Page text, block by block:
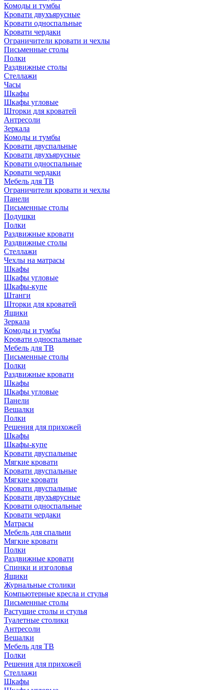
Комоды и тумбы
Кровати двухъярусные
Кровати односпальные
Кровати чердаки
Ограничители кровати и чехлы
Письменные столы
Полки
Раздвижные столы
Стеллажи
Часы
Шкафы
Шкафы угловые
Шторки для кроватей
Антресоли
Зеркала
Комоды и тумбы
Кровати двуспальные
Кровати двухъярусные
Кровати односпальные
Кровати чердаки
Мебель для ТВ
Ограничители кровати и чехлы
Панели
Письменные столы
Подушки
Полки
Раздвижные кровати
Раздвижные столы
Стеллажи
Чехлы на матрасы
Шкафы
Шкафы угловые
Шкафы-купе
Штанги
Шторки для кроватей
Ящики
Зеркала
Комоды и тумбы
Кровати односпальные
Мебель для ТВ
Письменные столы
Полки
Раздвижные кровати
Шкафы
Шкафы угловые
Панели
Вешалки
Полки
Решения для прихожей
Шкафы
Шкафы-купе
Кровати двуспальные
Мягкие кровати
Кровати двуспальные
Мягкие кровати
Кровати двуспальные
Кровати двухъярусные
Кровати односпальные
Кровати чердаки
Матрасы
Мебель для спальни
Мягкие кровати
Полки
Раздвижные кровати
Спинки и изголовья
Ящики
Журнальные столики
Компьютерные кресла и стулья
Письменные столы
Растущие столы и стулья
Туалетные столики
Антресоли
Вешалки
Мебель для ТВ
Полки
Решения для прихожей
Стеллажи
Шкафы